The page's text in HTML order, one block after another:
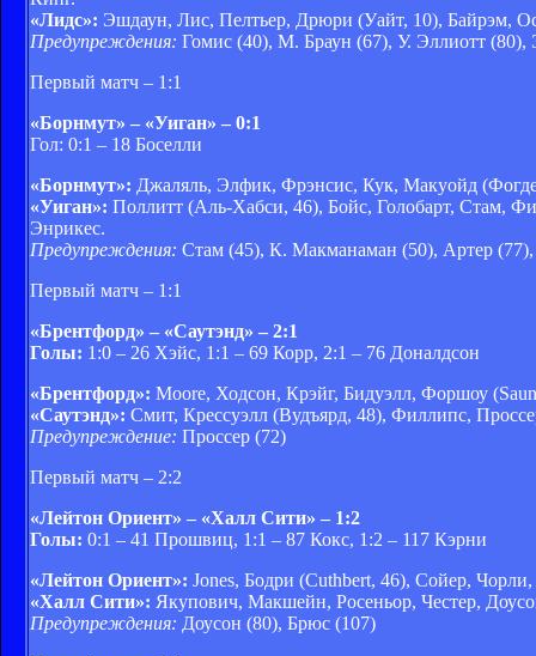
«Лидс»: Эшдаун, Лис, Пелтьер, Дрюри (Уайт, 10), Байрэм,
Предупреждения: Гомис (40), М. Браун (67), У. Эллиотт (80),
Первый матч – 1:1
«Борнмут» – «Уиган» – 0:1
Гол: 0:1 – 18 Боселли
«Борнмут»: Джаляль, Элфик, Фрэнсис, Кук, Макуойд
«Уиган»: Поллитт (Аль-Хабси, 46), Бойс, Голобарт, Стам,
Энрикес.
Предупреждения: Стам (45), К. Макманаман (50), Артер
Первый матч – 1:1
«Брентфорд» – «Саутэнд» – 2:1
Голы: 1:0 – 26 Хэйс, 1:1 – 69 Корр, 2:1 – 76 Доналдсон
«Брентфорд»: Moore, Ходсон, Крэйг, Бидуэлл, Форшоу
«Саутэнд»: Смит, Крессуэлл (Вудъярд, 48), Филлипс,
Предупреждение: Проссер (72)
Первый матч – 2:2
«Лейтон Ориент» – «Халл Сити» – 1:2
Голы: 0:1 – 41 Прошвиц, 1:1 – 87 Кокс, 1:2 – 117 Кэрни
«Лейтон Ориент»: Jones, Бодри (Cuthbert, 46), Сойер,
«Халл Сити»: Якупович, Макшейн, Росеньор, Честер,
Предупреждения: Доусон (80), Брюс (107)